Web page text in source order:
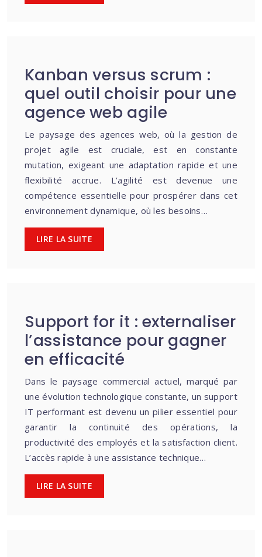
Kanban versus scrum :
quel outil choisir pour une
agence web agile
Le paysage des agences web, où la gestion de
projet agile est cruciale, est en constante
mutation, exigeant une adaptation rapide et une
flexibilité accrue. L’agilité est devenue une
compétence essentielle pour prospérer dans cet
environnement dynamique, où les besoins…
LIRE LA SUITE
Support for it : externaliser
l’assistance pour gagner
en efficacité
Dans le paysage commercial actuel, marqué par
une évolution technologique constante, un support
IT performant est devenu un pilier essentiel pour
garantir la continuité des opérations, la
productivité des employés et la satisfaction client.
L’accès rapide à une assistance technique…
LIRE LA SUITE